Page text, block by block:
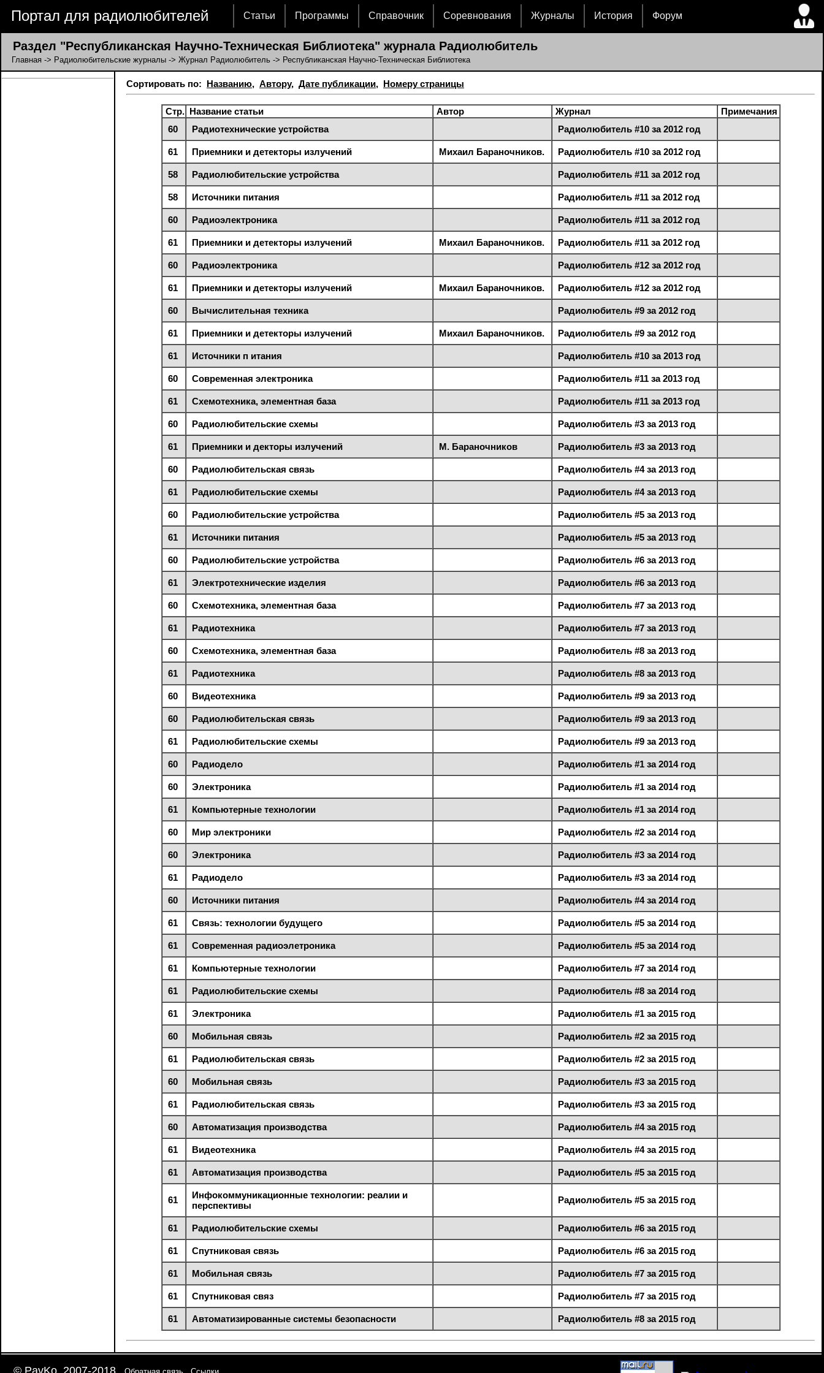
Портал для радиолюбителей Статьи Программы Справочник Соревнования Журналы История Форум
Раздел "Республиканская Научно-Техническая Библиотека" журнала Радиолюбитель
Главная -> Радиолюбительские журналы -> Журнал Радиолюбитель -> Республиканская Научно-Техническая Библиотека
Сортировать по: Названию, Автору, Дате публикации, Номеру страницы
Стр. Название статьи Автор Журнал
Примечания
60
Радиотехнические устройства Радиолюбитель #10 за 2012 год
61 Приемники и детекторы излучений Михаил Бараночников. Радиолюбитель #10 за 2012 год
58 Радиолюбительские устройства Радиолюбитель #11 за 2012 год
58 Источники питания Радиолюбитель #11 за 2012 год
60 Радиоэлектроника Радиолюбитель #11 за 2012 год
61 Приемники и детекторы излучений Михаил Бараночников. Радиолюбитель #11 за 2012 год
60 Радиоэлектроника Радиолюбитель #12 за 2012 год
61 Приемники и детекторы излучений Михаил Бараночников. Радиолюбитель #12 за 2012 год
60 Вычислительная техника Радиолюбитель #9 за 2012 год
61 Приемники и детекторы излучений Михаил Бараночников. Радиолюбитель #9 за 2012 год
61 Источники п итания Радиолюбитель #10 за 2013 год
60 Современная электроника Радиолюбитель #11 за 2013 год
61 Схемотехника, элементная база Радиолюбитель #11 за 2013 год
60 Радиолюбительские схемы Радиолюбитель #3 за 2013 год
61 Приемники и декторы излучений М. Бараночников Радиолюбитель #3 за 2013 год
60 Радиолюбительская связь Радиолюбитель #4 за 2013 год
61 Радиолюбительские схемы Радиолюбитель #4 за 2013 год
60 Радиолюбительские устройства Радиолюбитель #5 за 2013 год
61 Источники питания Радиолюбитель #5 за 2013 год
60 Радиолюбительские устройства Радиолюбитель #6 за 2013 год
61 Электротехнические изделия Радиолюбитель #6 за 2013 год
60 Схемотехника, элементная база Радиолюбитель #7 за 2013 год
61 Радиотехника Радиолюбитель #7 за 2013 год
60 Схемотехника, элементная база Радиолюбитель #8 за 2013 год
61 Радиотехника Радиолюбитель #8 за 2013 год
60 Видеотехника Радиолюбитель #9 за 2013 год
60 Радиолюбительская связь Радиолюбитель #9 за 2013 год
61 Радиолюбительские схемы Радиолюбитель #9 за 2013 год
60 Радиодело Радиолюбитель #1 за 2014 год
60 Электроника Радиолюбитель #1 за 2014 год
61 Компьютерные технологии Радиолюбитель #1 за 2014 год
60 Мир электроники Радиолюбитель #2 за 2014 год
60 Электроника Радиолюбитель #3 за 2014 год
61 Радиодело Радиолюбитель #3 за 2014 год
60 Источники питания Радиолюбитель #4 за 2014 год
61 Связь: технологии будущего Радиолюбитель #5 за 2014 год
61 Современная радиоэлетроника Радиолюбитель #5 за 2014 год
61 Компьютерные технологии Радиолюбитель #7 за 2014 год
61 Радиолюбительские схемы Радиолюбитель #8 за 2014 год
61 Электроника Радиолюбитель #1 за 2015 год
60 Мобильная связь Радиолюбитель #2 за 2015 год
61 Радиолюбительская связь Радиолюбитель #2 за 2015 год
60 Мобильная связь Радиолюбитель #3 за 2015 год
61 Радиолюбительская связь Радиолюбитель #3 за 2015 год
60 Автоматизация производства Радиолюбитель #4 за 2015 год
61 Видеотехника Радиолюбитель #4 за 2015 год
61 Автоматизация производства Радиолюбитель #5 за 2015 год
61
Инфокоммуникационные технологии: реалии и
перспективы
Радиолюбитель #5 за 2015 год
61 Радиолюбительские схемы Радиолюбитель #6 за 2015 год
61 Спутниковая связь Радиолюбитель #6 за 2015 год
61 Мобильная связь Радиолюбитель #7 за 2015 год
61 Спутниковая связ Радиолюбитель #7 за 2015 год
61 Автоматизированные системы безопасности Радиолюбитель #8 за 2015 год
© PavKo, 2007-2018